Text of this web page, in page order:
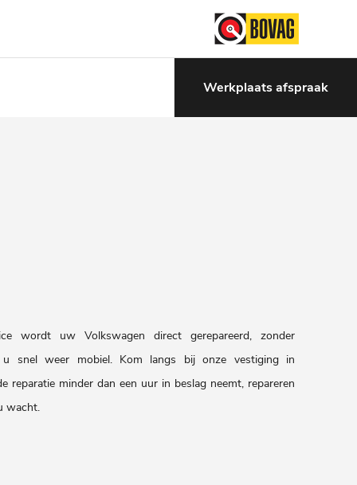
Werkplaats afspraak
wordt uw Volkswagen direct gerepareerd, zonder
u snel weer mobiel. Kom langs bij onze vestiging in
reparatie minder dan een uur in beslag neemt, repareren
wacht.